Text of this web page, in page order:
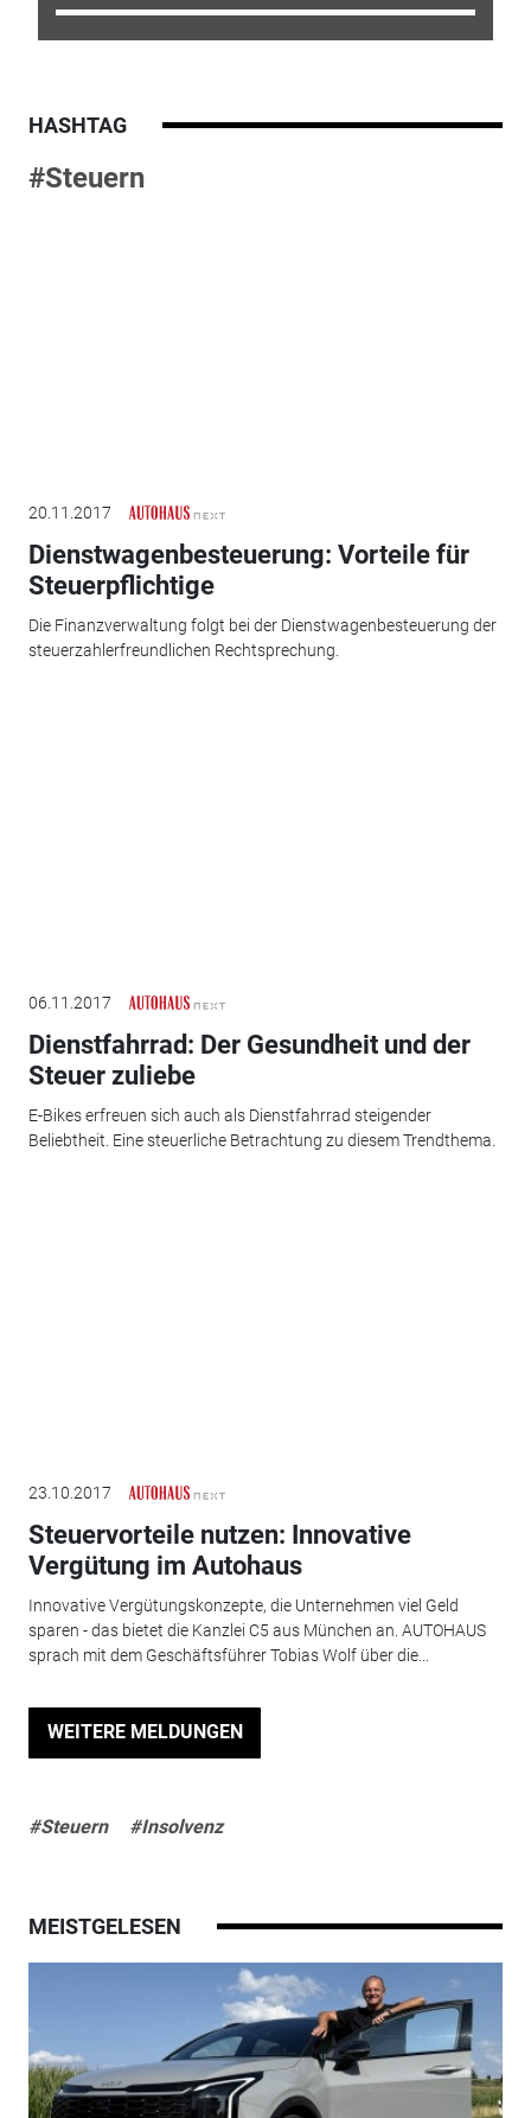
HASHTAG
#Steuern
20.11.2017
Dienstwagenbesteuerung: Vorteile für
Steuerpflichtige
Die Finanzverwaltung folgt bei der Dienstwagenbesteuerung der
steuerzahlerfreundlichen Rechtsprechung.
06.11.2017
Dienstfahrrad: Der Gesundheit und der
Steuer zuliebe
E-Bikes erfreuen sich auch als Dienstfahrrad steigender
Beliebtheit. Eine steuerliche Betrachtung zu diesem Trendthema.
23.10.2017
Steuervorteile nutzen: Innovative
Vergütung im Autohaus
Innovative Vergütungskonzepte, die Unternehmen viel Geld
sparen - das bietet die Kanzlei C5 aus München an. AUTOHAUS
sprach mit dem Geschäftsführer Tobias Wolf über die...
WEITERE MELDUNGEN
#Steuern #Insolvenz
MEISTGELESEN